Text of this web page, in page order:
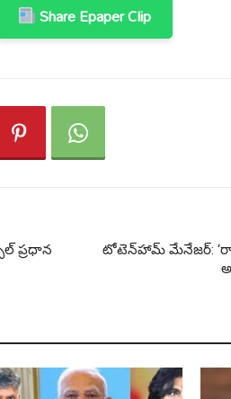
Share Epaper Clip
ప్రధాన
టోటెన్‌హామ్ మేనేజర్: